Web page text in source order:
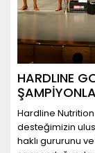
HARDLINE
Hardline
desteğimizin
haklı gururunu ve